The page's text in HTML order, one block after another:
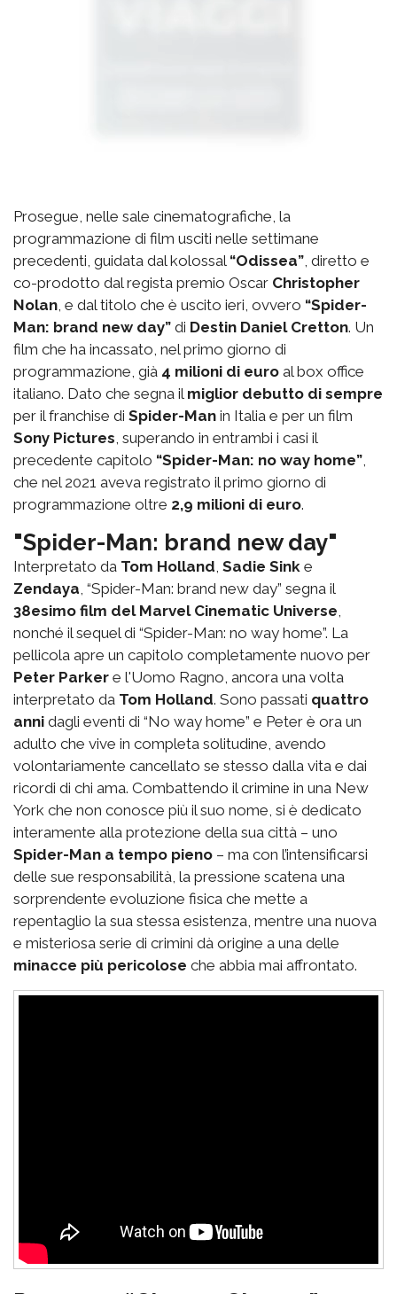
Prosegue, nelle sale cinematografiche, la
programmazione di film usciti nelle settimane
precedenti, guidata dal kolossal “Odissea”, diretto e
co-prodotto dal regista premio Oscar Christopher
Nolan, e dal titolo che è uscito ieri, ovvero “Spider-
Man: brand new day” di Destin Daniel Cretton. Un
film che ha incassato, nel primo giorno di
programmazione, già 4 milioni di euro al box office
italiano. Dato che segna il miglior debutto di sempre
per il franchise di Spider-Man in Italia e per un film
Sony Pictures, superando in entrambi i casi il
precedente capitolo “Spider-Man: no way home”,
che nel 2021 aveva registrato il primo giorno di
programmazione oltre 2,9 milioni di euro.
"Spider-Man: brand new day"
Interpretato da Tom Holland, Sadie Sink e
Zendaya, “Spider-Man: brand new day” segna il
38esimo film del Marvel Cinematic Universe,
nonché il sequel di “Spider-Man: no way home”. La
pellicola apre un capitolo completamente nuovo per
Peter Parker e l'Uomo Ragno, ancora una volta
interpretato da Tom Holland. Sono passati quattro
anni dagli eventi di “No way home” e Peter è ora un
adulto che vive in completa solitudine, avendo
volontariamente cancellato se stesso dalla vita e dai
ricordi di chi ama. Combattendo il crimine in una New
York che non conosce più il suo nome, si è dedicato
interamente alla protezione della sua città – uno
Spider-Man a tempo pieno – ma con l’intensificarsi
delle sue responsabilità, la pressione scatena una
sorprendente evoluzione fisica che mette a
repentaglio la sua stessa esistenza, mentre una nuova
e misteriosa serie di crimini dà origine a una delle
minacce più pericolose che abbia mai affrontato.